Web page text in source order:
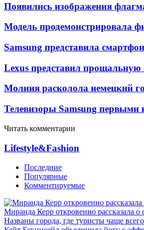
Появились изображения
Модель продемонстрировала
Samsung представила
Lexus представил прощальную
Молния расколола немецкий
Телевизоры Samsung первыми
Читать комментарии
Lifestyle&Fashion
Последние
Популярные
Комментируемые
Миранда Керр откровенно рассказала
Названы города, где туристы чаще